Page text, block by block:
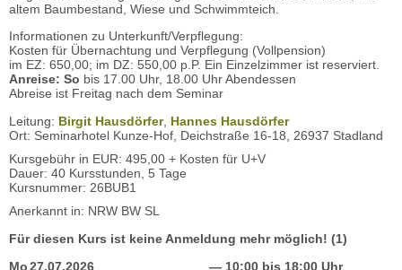
altem Baumbestand, Wiese und Schwimmteich.
Informationen zu Unterkunft/Verpflegung:
Kosten für Übernachtung und Verpflegung (Vollpension)
im EZ: 650,00; im DZ: 550,00 p.P. Ein Einzelzimmer ist reserviert.
Anreise: So bis 17.00 Uhr, 18.00 Uhr Abendessen
Abreise ist Freitag nach dem Seminar
Leitung: Birgit Hausdörfer, Hannes Hausdörfer
Ort: Seminarhotel Kunze-Hof, Deichstraße 16-18, 26937 Stadland
Kursgebühr in EUR: 495,00 + Kosten für U+V
Dauer: 40 Kursstunden, 5 Tage
Kursnummer: 26BUB1
Anerkannt in: NRW BW SL
Für diesen Kurs ist keine Anmeldung mehr möglich! (1)
Mo27.07.2026 — 10:00 bis 18:00 Uhr